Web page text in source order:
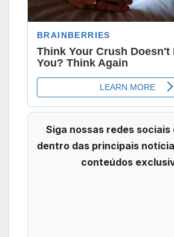
Siga nossas redes sociais
dentro das principais
conteúdos